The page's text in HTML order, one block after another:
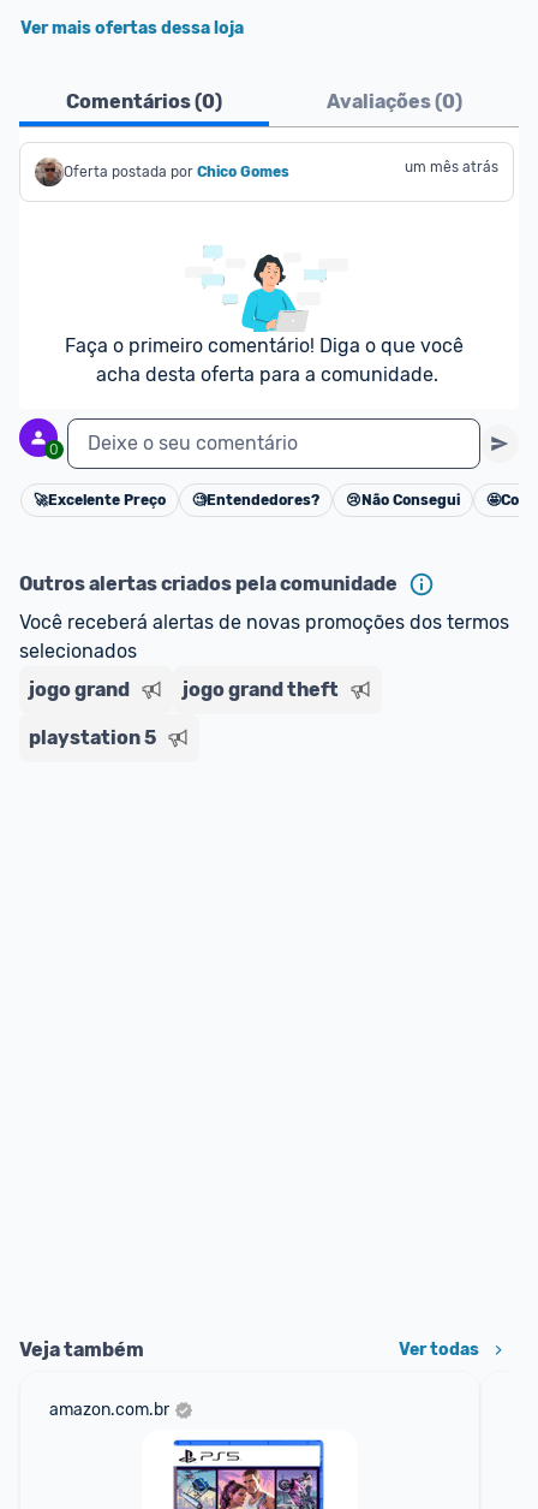
Ver mais ofertas dessa loja
Comentários (0) Avaliações (0)
Oferta postada por Chico Gomes um mês atrás
Faça o primeiro comentário! Diga o que você
acha desta oferta para a comunidade.
0 Deixe o seu comentário
Cancelar
🚀Excelente Preço 🧐Entendedores? 😢 Não Consegui 🤩
Outros alertas criados pela comunidade
Você receberá alertas de novas promoções dos termos
selecionados
jogo grand
jogo grand theft
playstation 5
Veja também Ver todas
amazon.com.br